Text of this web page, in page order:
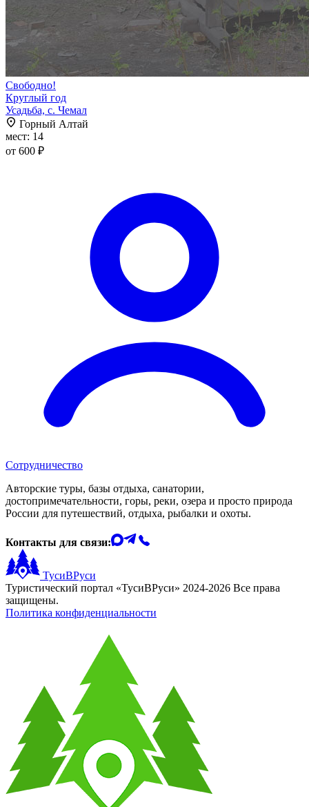
Свободно!
Круглый год
Усадьба, с. Чемал
Горный Алтай
мест: 14
от 600 ₽
Сотрудничество
Авторские туры, базы отдыха, санатории,
достопримечательности, горы, реки, озера и просто природа
России для путешествий, отдыха, рыбалки и охоты.
Контакты для связи:
ТусиВРуси
Туристический портал «ТусиВРуси» 2024-2026 Все права
защищены.
Политика конфиденциальности